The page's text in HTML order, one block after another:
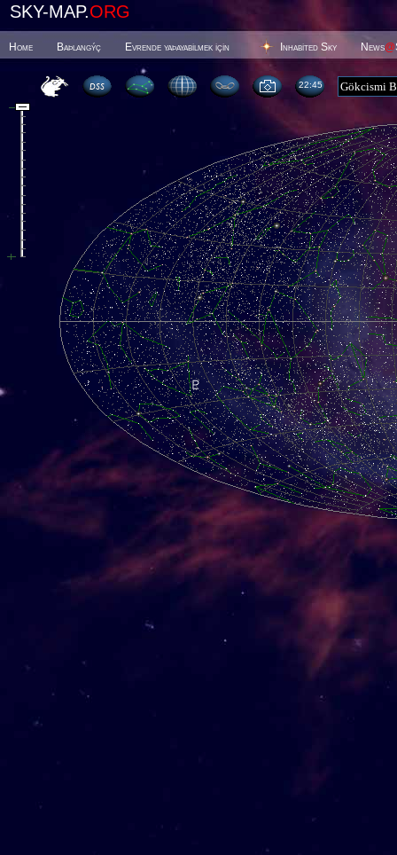
SKY-MAP.ORG
Home Baþlangýç Evrende yaþayabilmek için Inhabited Sky News@
22 45